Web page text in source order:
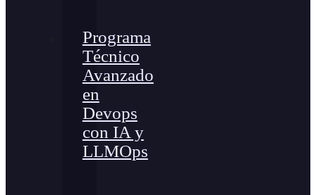
Programa
Técnico
Avanzado
en
Devops
con IA y
LLMOps